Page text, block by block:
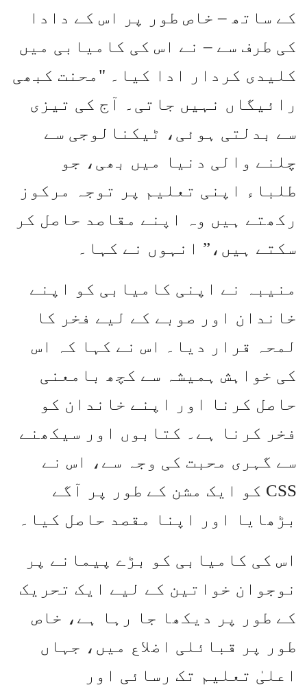
کے ساتھ – خاص طور پر اس کے دادا
کی طرف سے – نے اس کی کامیابی میں
کلیدی کردار ادا کیا۔ "محنت کبھی
رائیگاں نہیں جاتی۔ آج کی تیزی
سے بدلتی ہوئی، ٹیکنالوجی سے
چلنے والی دنیا میں بھی، جو
طلباء اپنی تعلیم پر توجہ مرکوز
رکھتے ہیں وہ اپنے مقاصد حاصل کر
سکتے ہیں،” انہوں نے کہا۔
منیبہ نے اپنی کامیابی کو اپنے
خاندان اور صوبے کے لیے فخر کا
لمحہ قرار دیا۔ اس نے کہا کہ اس
کی خواہش ہمیشہ سے کچھ بامعنی
حاصل کرنا اور اپنے خاندان کو
فخر کرنا ہے۔ کتابوں اور سیکھنے
سے گہری محبت کی وجہ سے، اس نے
CSS کو ایک مشن کے طور پر آگے
بڑھایا اور اپنا مقصد حاصل کیا۔
اس کی کامیابی کو بڑے پیمانے پر
نوجوان خواتین کے لیے ایک تحریک
کے طور پر دیکھا جا رہا ہے، خاص
طور پر قبائلی اضلاع میں، جہاں
اعلیٰ تعلیم تک رسائی اور